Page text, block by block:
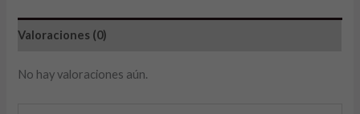
Valoraciones (0)
No hay valoraciones aún.